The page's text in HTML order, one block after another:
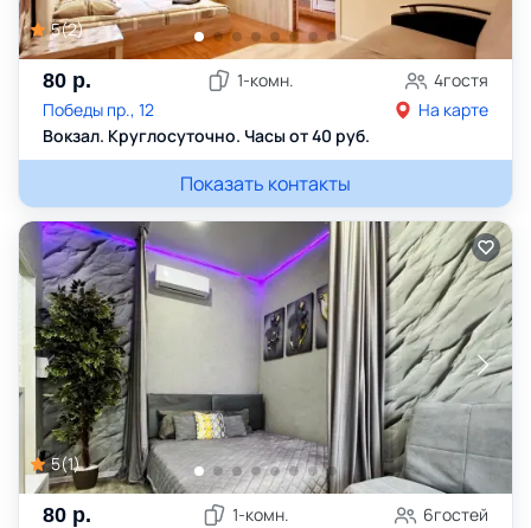
5(2)
80 р. 1-комн. 4гостя
Победы пр., 12
На карте
Вокзал. Круглосуточно. Часы от 40 руб.
Показать контакты
5(1)
80 р. 1-комн. 6гостей